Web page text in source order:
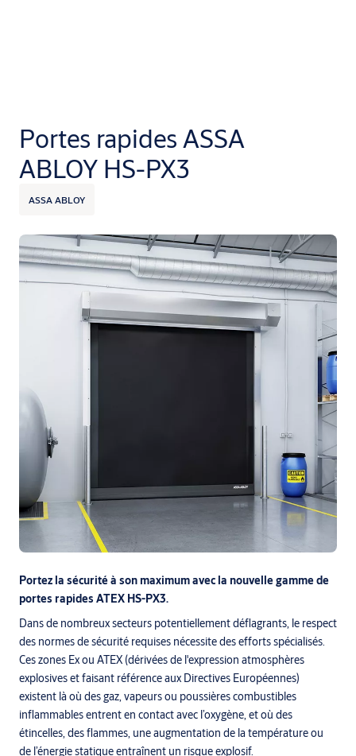
Portes rapides ASSA
ABLOY HS-PX3
ASSA ABLOY
Portez la sécurité à son maximum avec la nouvelle gamme de
portes rapides ATEX HS-PX3.
Dans de nombreux secteurs potentiellement déflagrants, le respect
des normes de sécurité requises nécessite des efforts spécialisés.
Ces zones Ex ou ATEX (dérivées de l'expression atmosphères
explosives et faisant référence aux Directives Européennes)
existent là où des gaz, vapeurs ou poussières combustibles
inflammables entrent en contact avec l’oxygène, et où des
étincelles, des flammes, une augmentation de la température ou
de l’énergie statique entraînent un risque explosif.